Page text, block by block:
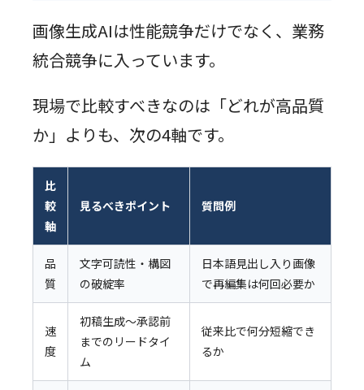
画像生成AIは性能競争だけでなく、業務
統合競争に入っています。
現場で比較すべきなのは「どれが高品質
か」よりも、次の4軸です。
比
較
軸
見るべきポイント 質問例
品
質
文字可読性・構図
の破綻率
日本語見出し入り画像
で再編集は何回必要か
速
度
初稿生成〜承認前
までのリードタイ
ム
従来比で何分短縮でき
るか